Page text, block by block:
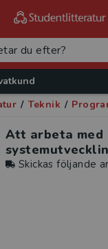
/ Teknik /
Att arbeta med
Skickas följande